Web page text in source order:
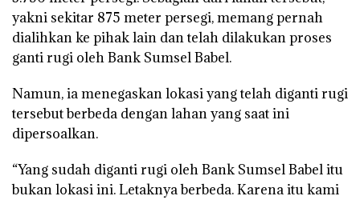
yakni sekitar 875 meter persegi, memang pernah
dialihkan ke pihak lain dan telah dilakukan proses
ganti rugi oleh Bank Sumsel Babel.
Namun, ia menegaskan lokasi yang telah diganti rugi
tersebut berbeda dengan lahan yang saat ini
dipersoalkan.
“Yang sudah diganti rugi oleh Bank Sumsel Babel itu
bukan lokasi ini. Letaknya berbeda. Karena itu kami